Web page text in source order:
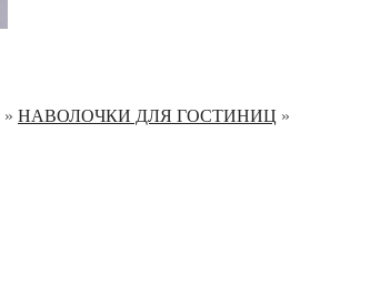
» НАВОЛОЧКИ ДЛЯ ГОСТИНИЦ »